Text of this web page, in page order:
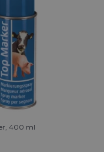
400 ml